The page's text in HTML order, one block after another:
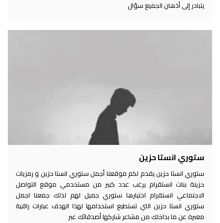
يتبادر إلى أذهان الجميع سؤال
ستوري انستا حزين
ستوري انستا حزين يقدم لكم موقعنا أجمل ستوري انستا حزين و رمزيات
حزينة بنات انستقرام يرغب عدد كبير من مستخدمي موقع التواصل
الاجتماعي انستقرام اختيارها ستوري جميل لهم لذلك جمعنا اجمل
ستوري انستا حزين التي تستطيع استخدامها لهذا الهدف عبارات راقية
معبرة عن ما بداخلك من مشاعر شاركها أصدقائك عبر